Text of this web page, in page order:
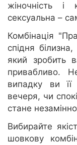
жіночність
сексуальна –
Комбінація
спідня
який зробить
привабливо.
випадку ви
вечеря, чи
стане
Вибирайте
шовкову